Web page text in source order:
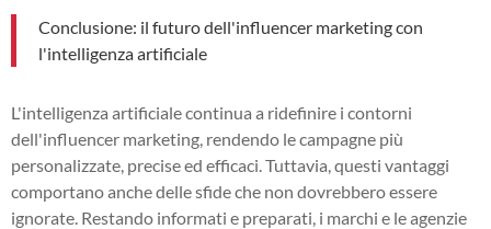
Conclusione: il futuro dell'influencer marketing con
l'intelligenza artificiale
L'intelligenza artificiale continua a ridefinire i contorni
dell'influencer marketing, rendendo le campagne più
personalizzate, precise ed efficaci. Tuttavia, questi vantaggi
comportano anche delle sfide che non dovrebbero essere
ignorate. Restando informati e preparati, i marchi e le agenzie